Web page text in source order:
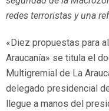
redes terroristas y una
«Diez propuestas para
Araucanía» se titula el
Multigremial de La
delegado presidencial
llegue a manos del